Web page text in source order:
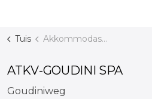
Tuis Akkommodasie
ATKV-GOUDINI SPA
Goudiniweg